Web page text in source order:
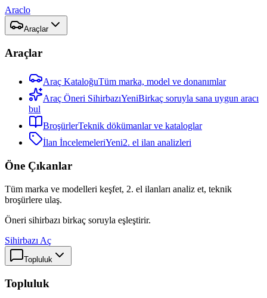
Araclo
Araçlar
Araçlar
Araç KataloğuTüm marka, model ve donanımlar
Araç Öneri SihirbazıYeniBirkaç soruyla sana uygun aracı
bul
BroşürlerTeknik dökümanlar ve kataloglar
İlan İncelemeleriYeni2. el ilan analizleri
Öne Çıkanlar
Tüm marka ve modelleri keşfet, 2. el ilanları analiz et, teknik
broşürlere ulaş.
Öneri sihirbazı birkaç soruyla eşleştirir.
Sihirbazı Aç
Topluluk
Topluluk